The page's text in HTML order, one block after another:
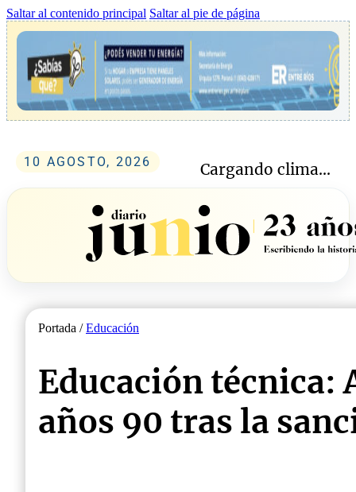
Saltar al contenido principal Saltar al pie de página
10 AGOSTO, 2026 Cargando clima...
Portada /Educación
Educación técnica:
años 90 tras la